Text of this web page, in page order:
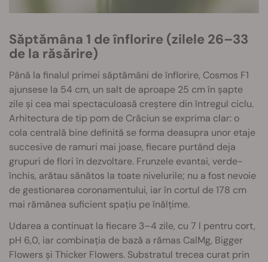
Săptămâna 1 de înflorire (zilele 26–33
de la răsărire)
Până la finalul primei săptămâni de înflorire, Cosmos F1
ajunsese la 54 cm, un salt de aproape 25 cm în șapte
zile și cea mai spectaculoasă creștere din întregul ciclu.
Arhitectura de tip pom de Crăciun se exprima clar: o
cola centrală bine definită se forma deasupra unor etaje
succesive de ramuri mai joase, fiecare purtând deja
grupuri de flori în dezvoltare. Frunzele evantai, verde-
închis, arătau sănătos la toate nivelurile; nu a fost nevoie
de gestionarea coronamentului, iar în cortul de 178 cm
mai rămânea suficient spațiu pe înălțime.
Udarea a continuat la fiecare 3–4 zile, cu 7 l pentru cort,
pH 6,0, iar combinația de bază a rămas CalMg, Bigger
Flowers și Thicker Flowers. Substratul trecea curat prin